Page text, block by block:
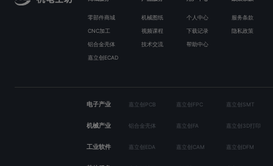
零部件商城 机械图纸 个人中心 服务条款
CNC加工 视频课程 下载记录 隐私政策
铝合金壳体 技术交流 帮助中心
嘉立创ECAD
电子产业 嘉立创PCB 嘉立创FPC 嘉立创SMT
机械产业 铝合金壳体 嘉立创FA 嘉立创3D打印
工业软件 嘉立创EDA 嘉立创CAM 嘉立创DFM